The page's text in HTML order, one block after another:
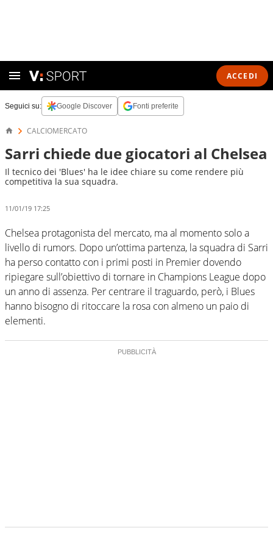
ACCEDI
Seguici su: Google Discover Fonti preferite
CALCIOMERCATO
Sarri chiede due giocatori al Chelsea
Il tecnico dei 'Blues' ha le idee chiare su come rendere più
competitiva la sua squadra.
11/01/19 17:25
Chelsea protagonista del mercato, ma al momento solo a
livello di rumors. Dopo un’ottima partenza, la squadra di Sarri
ha perso contatto con i primi posti in Premier dovendo
ripiegare sull’obiettivo di tornare in Champions League dopo
un anno di assenza. Per centrare il traguardo, però, i Blues
hanno bisogno di ritoccare la rosa con almeno un paio di
elementi.